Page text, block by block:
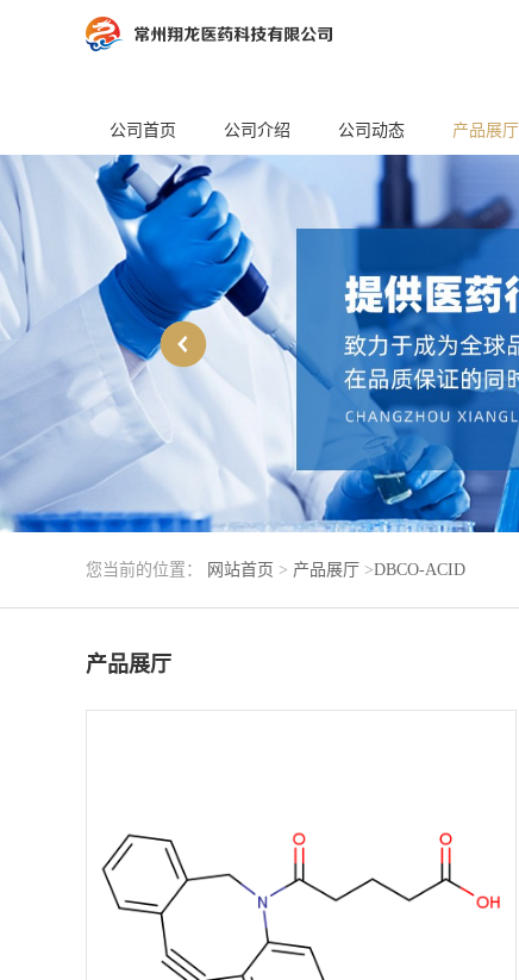
公司首页 公司介绍 公司动态 产品展厅
您当前的位置： 网站首页 > 产品展厅 >DBCO-ACID
产品展厅